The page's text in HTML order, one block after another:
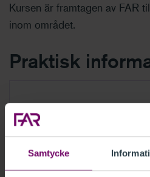
Samtycke
Kursen är framtagen av FAR
inom området.
Praktisk
Du kan enkelt repetera avsnitt
Kursmaterial i pdf finns för